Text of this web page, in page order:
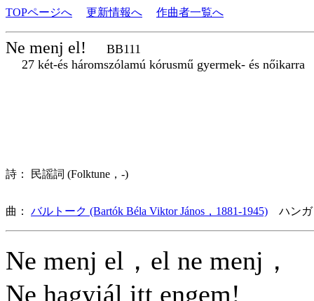
TOPページへ 更新情報へ 作曲者一覧へ
Ne menj el!
BB111
27 két-és háromszólamú kórusmű gyermek- és nőikarra
詩： 民謡詞 (Folktune，-)
曲： バルトーク (Bartók Béla Viktor János，1881-1945) ハン
Ne menj el，el ne menj，
Ne hagyjál itt engem!